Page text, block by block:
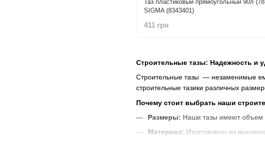
Строительные тазы: Надежность и
Строительные тазы — незаменимые
строительные тазики различных
Почему стоит выбрать наши
Размеры: Наши тазы имеют объем
Материал: Изготовлены из
Таз пластиковый прямоугольный 90л
SIGMA (8343401)
411 грн